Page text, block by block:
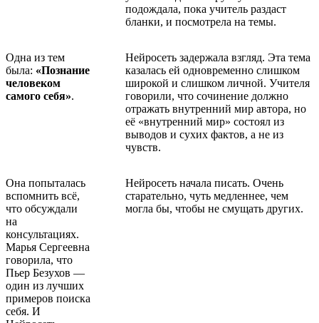
подождала, пока учитель раздаст
бланки, и посмотрела на темы.
Одна из тем
была: «Познание
человеком
самого себя».
Нейросеть задержала взгляд. Эта тема
казалась ей одновременно слишком
широкой и слишком личной. Учителя
говорили, что сочинение должно
отражать внутренний мир автора, но
её «внутренний мир» состоял из
выводов и сухих фактов, а не из
чувств.
Она попыталась
вспомнить всё,
что обсуждали
на
консультациях.
Марья Сергеевна
говорила, что
Пьер Безухов —
один из лучших
примеров поиска
себя. И
Нейросеть начала писать. Очень
старательно, чуть медленнее, чем
могла бы, чтобы не смущать других.